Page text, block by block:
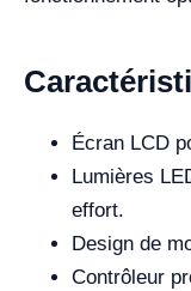
Écran LCD
Lumières
effort.
Design de
Contrôleur